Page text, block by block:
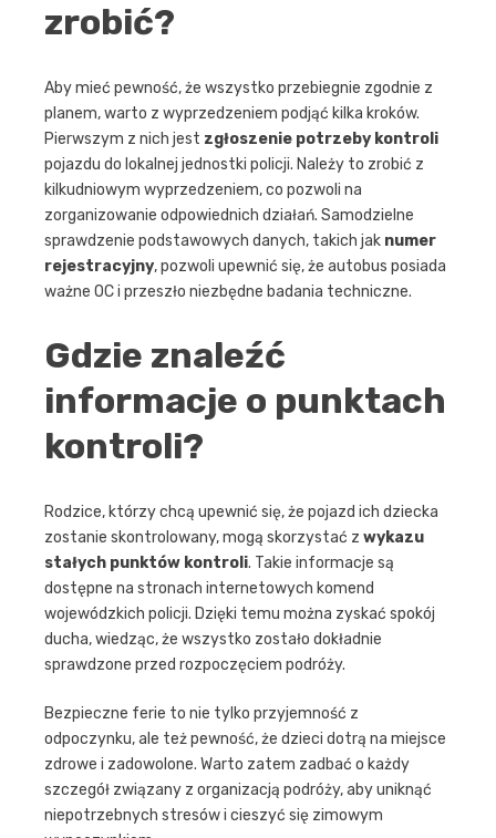
zrobić?
Aby mieć pewność, że wszystko przebiegnie zgodnie z
planem, warto z wyprzedzeniem podjąć kilka kroków.
Pierwszym z nich jest zgłoszenie potrzeby kontroli
pojazdu do lokalnej jednostki policji. Należy to zrobić z
kilkudniowym wyprzedzeniem, co pozwoli na
zorganizowanie odpowiednich działań. Samodzielne
sprawdzenie podstawowych danych, takich jak numer
rejestracyjny, pozwoli upewnić się, że autobus posiada
ważne OC i przeszło niezbędne badania techniczne.
Gdzie znaleźć
informacje o punktach
kontroli?
Rodzice, którzy chcą upewnić się, że pojazd ich dziecka
zostanie skontrolowany, mogą skorzystać z wykazu
stałych punktów kontroli. Takie informacje są
dostępne na stronach internetowych komend
wojewódzkich policji. Dzięki temu można zyskać spokój
ducha, wiedząc, że wszystko zostało dokładnie
sprawdzone przed rozpoczęciem podróży.
Bezpieczne ferie to nie tylko przyjemność z
odpoczynku, ale też pewność, że dzieci dotrą na miejsce
zdrowe i zadowolone. Warto zatem zadbać o każdy
szczegół związany z organizacją podróży, aby uniknąć
niepotrzebnych stresów i cieszyć się zimowym